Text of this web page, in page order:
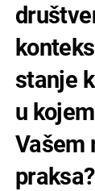
stanje
u
Vašem
praksa?